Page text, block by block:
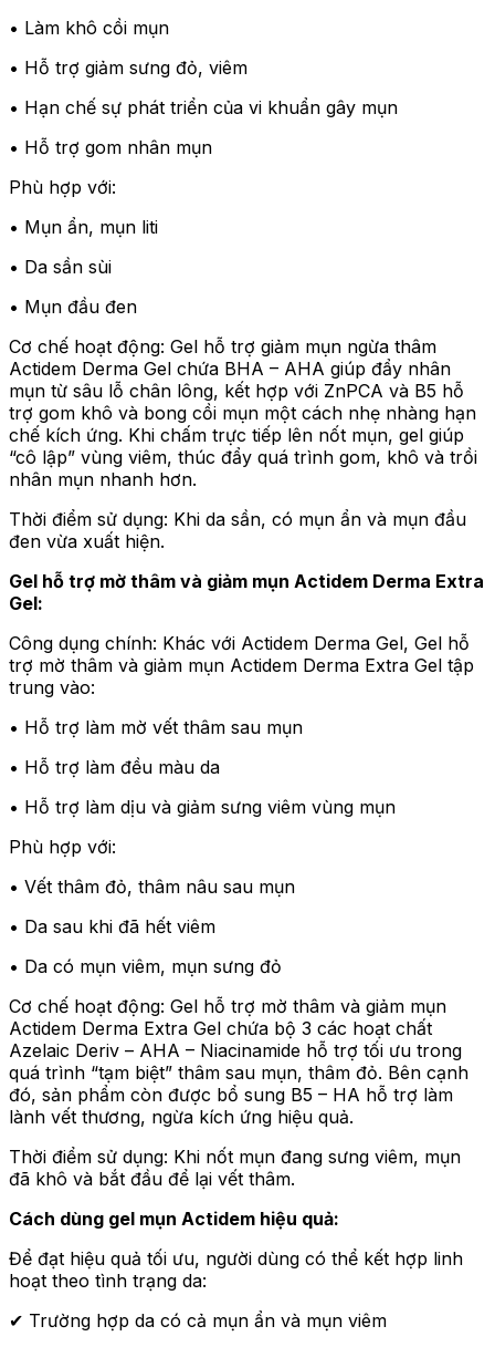
• Làm khô cồi mụn
• Hỗ trợ giảm sưng đỏ, viêm
• Hạn chế sự phát triển của vi khuẩn gây mụn
• Hỗ trợ gom nhân mụn
Phù hợp với:
• Mụn ẩn, mụn liti
• Da sần sùi
• Mụn đầu đen
Cơ chế hoạt động: Gel hỗ trợ giảm mụn ngừa thâm
Actidem Derma Gel chứa BHA – AHA giúp đẩy nhân
mụn từ sâu lỗ chân lông, kết hợp với ZnPCA và B5 hỗ
trợ gom khô và bong cồi mụn một cách nhẹ nhàng hạn
chế kích ứng. Khi chấm trực tiếp lên nốt mụn, gel giúp
“cô lập” vùng viêm, thúc đẩy quá trình gom, khô và trồi
nhân mụn nhanh hơn.
Thời điểm sử dụng: Khi da sần, có mụn ẩn và mụn đầu
đen vừa xuất hiện.
Gel hỗ trợ mờ thâm và giảm mụn Actidem Derma Extra
Gel:
Công dụng chính: Khác với Actidem Derma Gel, Gel hỗ
trợ mờ thâm và giảm mụn Actidem Derma Extra Gel tập
trung vào:
• Hỗ trợ làm mờ vết thâm sau mụn
• Hỗ trợ làm đều màu da
• Hỗ trợ làm dịu và giảm sưng viêm vùng mụn
Phù hợp với:
• Vết thâm đỏ, thâm nâu sau mụn
• Da sau khi đã hết viêm
• Da có mụn viêm, mụn sưng đỏ
Cơ chế hoạt động: Gel hỗ trợ mờ thâm và giảm mụn
Actidem Derma Extra Gel chứa bộ 3 các hoạt chất
Azelaic Deriv – AHA – Niacinamide hỗ trợ tối ưu trong
quá trình “tạm biệt” thâm sau mụn, thâm đỏ. Bên cạnh
đó, sản phẩm còn được bổ sung B5 – HA hỗ trợ làm
lành vết thương, ngừa kích ứng hiệu quả.
Thời điểm sử dụng: Khi nốt mụn đang sưng viêm, mụn
đã khô và bắt đầu để lại vết thâm.
Cách dùng gel mụn Actidem hiệu quả:
Để đạt hiệu quả tối ưu, người dùng có thể kết hợp linh
hoạt theo tình trạng da:
✔ Trường hợp da có cả mụn ẩn và mụn viêm